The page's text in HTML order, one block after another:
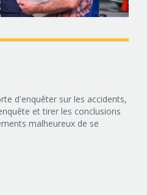
d'enquêter sur les accidents,
et tirer les conclusions
malheureux de se